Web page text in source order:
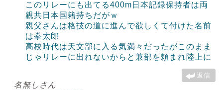
このリレーにも出てる400m日本記録保持者は両
親共日本国籍持ちだがｗ
親父さんは格技の道に進んで欲しくて付けた名前
は拳太郎
高校時代は天文部に入る気満々だったがこのまま
じゃリレーに出れないからと兼部を頼まれ陸上に
返信
名無しさん